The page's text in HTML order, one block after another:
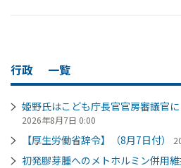
行政 一覧
姫野氏はこども庁長官官房審議
2026年8月7日 0:00
【厚生労働省辞令】（8月7日付）
初発膠芽腫へのメトホルミン併用